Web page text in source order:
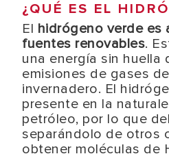
¿QUÉ ES EL
El hidrógeno verde es
fuentes renovables.
una energía sin huella
emisiones de gases
invernadero. El
presente en la
petróleo, por lo que
separándolo de otros
obtener moléculas de